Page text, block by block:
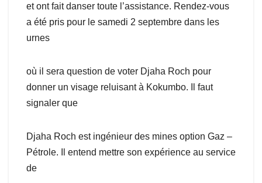
et ont fait danser toute l’assistance. Rendez-vous
a été pris pour le samedi 2 septembre dans les
urnes
où il sera question de voter Djaha Roch pour
donner un visage reluisant à Kokumbo. Il faut
signaler que
Djaha Roch est ingénieur des mines option Gaz –
Pétrole. Il entend mettre son expérience au service
de